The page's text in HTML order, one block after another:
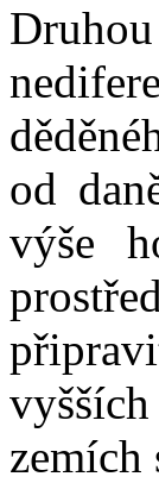
od
výše
zemích